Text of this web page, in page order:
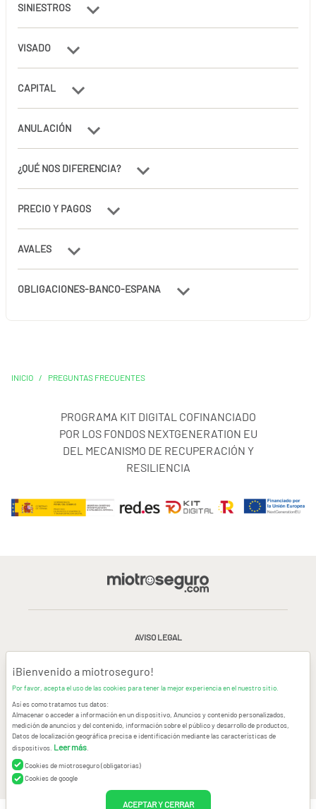
SINIESTROS
VISADO
CAPITAL
ANULACIÓN
¿QUÉ NOS DIFERENCIA?
PRECIO Y PAGOS
AVALES
OBLIGACIONES-BANCO-ESPANA
INICIO / PREGUNTAS FRECUENTES
PROGRAMA KIT DIGITAL COFINANCIADO
POR LOS FONDOS NEXTGENERATION EU
DEL MECANISMO DE RECUPERACIÓN Y
RESILIENCIA
AVISO LEGAL
CONDICIONES GENERALES DE USO
CONTACTAR
© Copyright miotroseguro.com 2026. Todos los derechos reservados
Images designed byFreepik
¡Bienvenido a miotroseguro!
Por favor, acepta el uso de las cookies para tener la mejor experiencia en el nuestro sitio.
Así es como tratamos tus datos:
Almacenar o acceder a información en un dispositivo, Anuncios y contenido personalizados,
medición de anuncios y del contenido, información sobre el público y desarrollo de productos,
Datos de localización geográfica precisa e identificación mediante las características de
dispositivos. Leer más
Cookies de miotroseguro (obligatorias)
Cookies de google
ACEPTAR Y CERRAR